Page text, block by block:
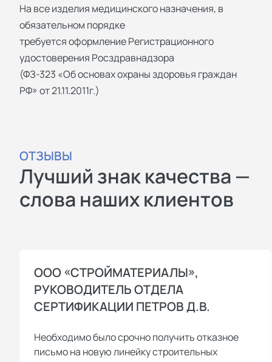
На все изделия медицинского назначения, в
обязательном порядке
требуется оформление Регистрационного
удостоверения Росздравнадзора
(ФЗ-323 «Об основах охраны здоровья граждан
РФ» от 21.11.2011г.)
ОТЗЫВЫ
Лучший знак качества —
слова наших клиентов
ООО «СТРОЙМАТЕРИАЛЫ»,
РУКОВОДИТЕЛЬ ОТДЕЛА
СЕРТИФИКАЦИИ ПЕТРОВ Д.В.
Необходимо было срочно получить отказное
письмо на новую линейку строительных